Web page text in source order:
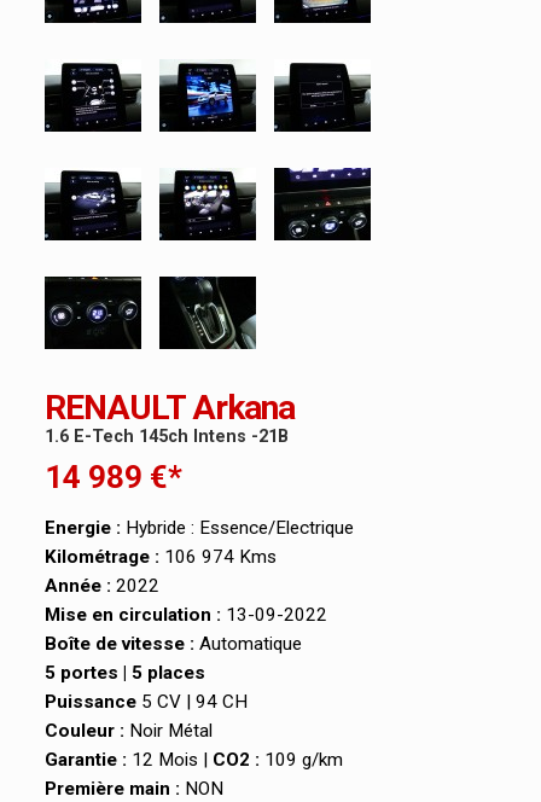
RENAULT Arkana
1.6 E-Tech 145ch Intens -21B
14 989 €*
Energie : Hybride : Essence/Electrique
Kilométrage : 106 974 Kms
Année : 2022
Mise en circulation : 13-09-2022
Boîte de vitesse : Automatique
5 portes | 5 places
Puissance 5 CV | 94 CH
Couleur : Noir Métal
Garantie : 12 Mois | CO2 : 109 g/km
Première main : NON